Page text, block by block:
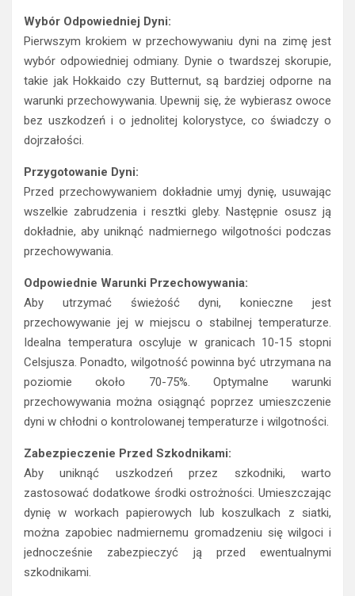
Wybór Odpowiedniej Dyni:
Pierwszym krokiem w przechowywaniu dyni na zimę jest
wybór odpowiedniej odmiany. Dynie o twardszej skorupie,
takie jak Hokkaido czy Butternut, są bardziej odporne na
warunki przechowywania. Upewnij się, że wybierasz owoce
bez uszkodzeń i o jednolitej kolorystyce, co świadczy o
dojrzałości.
Przygotowanie Dyni:
Przed przechowywaniem dokładnie umyj dynię, usuwając
wszelkie zabrudzenia i resztki gleby. Następnie osusz ją
dokładnie, aby uniknąć nadmiernego wilgotności podczas
przechowywania.
Odpowiednie Warunki Przechowywania:
Aby utrzymać świeżość dyni, konieczne jest
przechowywanie jej w miejscu o stabilnej temperaturze.
Idealna temperatura oscyluje w granicach 10-15 stopni
Celsjusza. Ponadto, wilgotność powinna być utrzymana na
poziomie około 70-75%. Optymalne warunki
przechowywania można osiągnąć poprzez umieszczenie
dyni w chłodni o kontrolowanej temperaturze i wilgotności.
Zabezpieczenie Przed Szkodnikami:
Aby uniknąć uszkodzeń przez szkodniki, warto
zastosować dodatkowe środki ostrożności. Umieszczając
dynię w workach papierowych lub koszulkach z siatki,
można zapobiec nadmiernemu gromadzeniu się wilgoci i
jednocześnie zabezpieczyć ją przed ewentualnymi
szkodnikami.